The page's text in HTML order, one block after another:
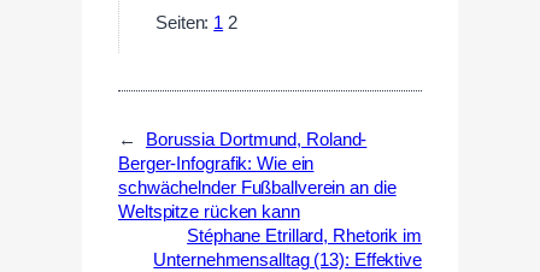
Seiten: 1 2
←
Borussia Dortmund, Roland-
Berger-Infografik: Wie ein
schwächelnder Fußballverein an die
Weltspitze rücken kann
Stéphane Etrillard, Rhetorik im
Unternehmensalltag (13): Effektive